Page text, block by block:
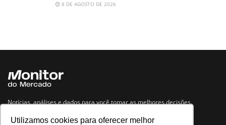
Utilizamos cookies para oferecer melhor
8 DE AGOSTO DE 2026
Notícias, análises e dados para você tomar as melhores decisões.
Navegue no site